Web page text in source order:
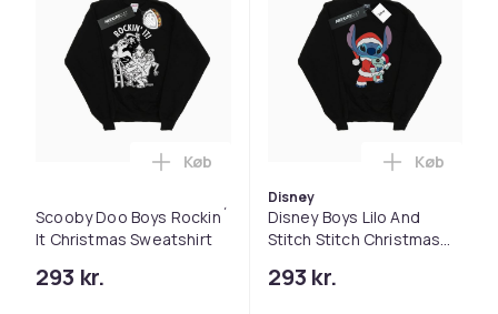
Scooby Doo Boys Rockin´
It Christmas Sweatshirt
293 kr.
Læg Scooby Doo Boys Rockin´ It
Køb
Disney
Disney Boys Lilo And
Stitch Stitch Christmas
293 kr.
Læg
Køb